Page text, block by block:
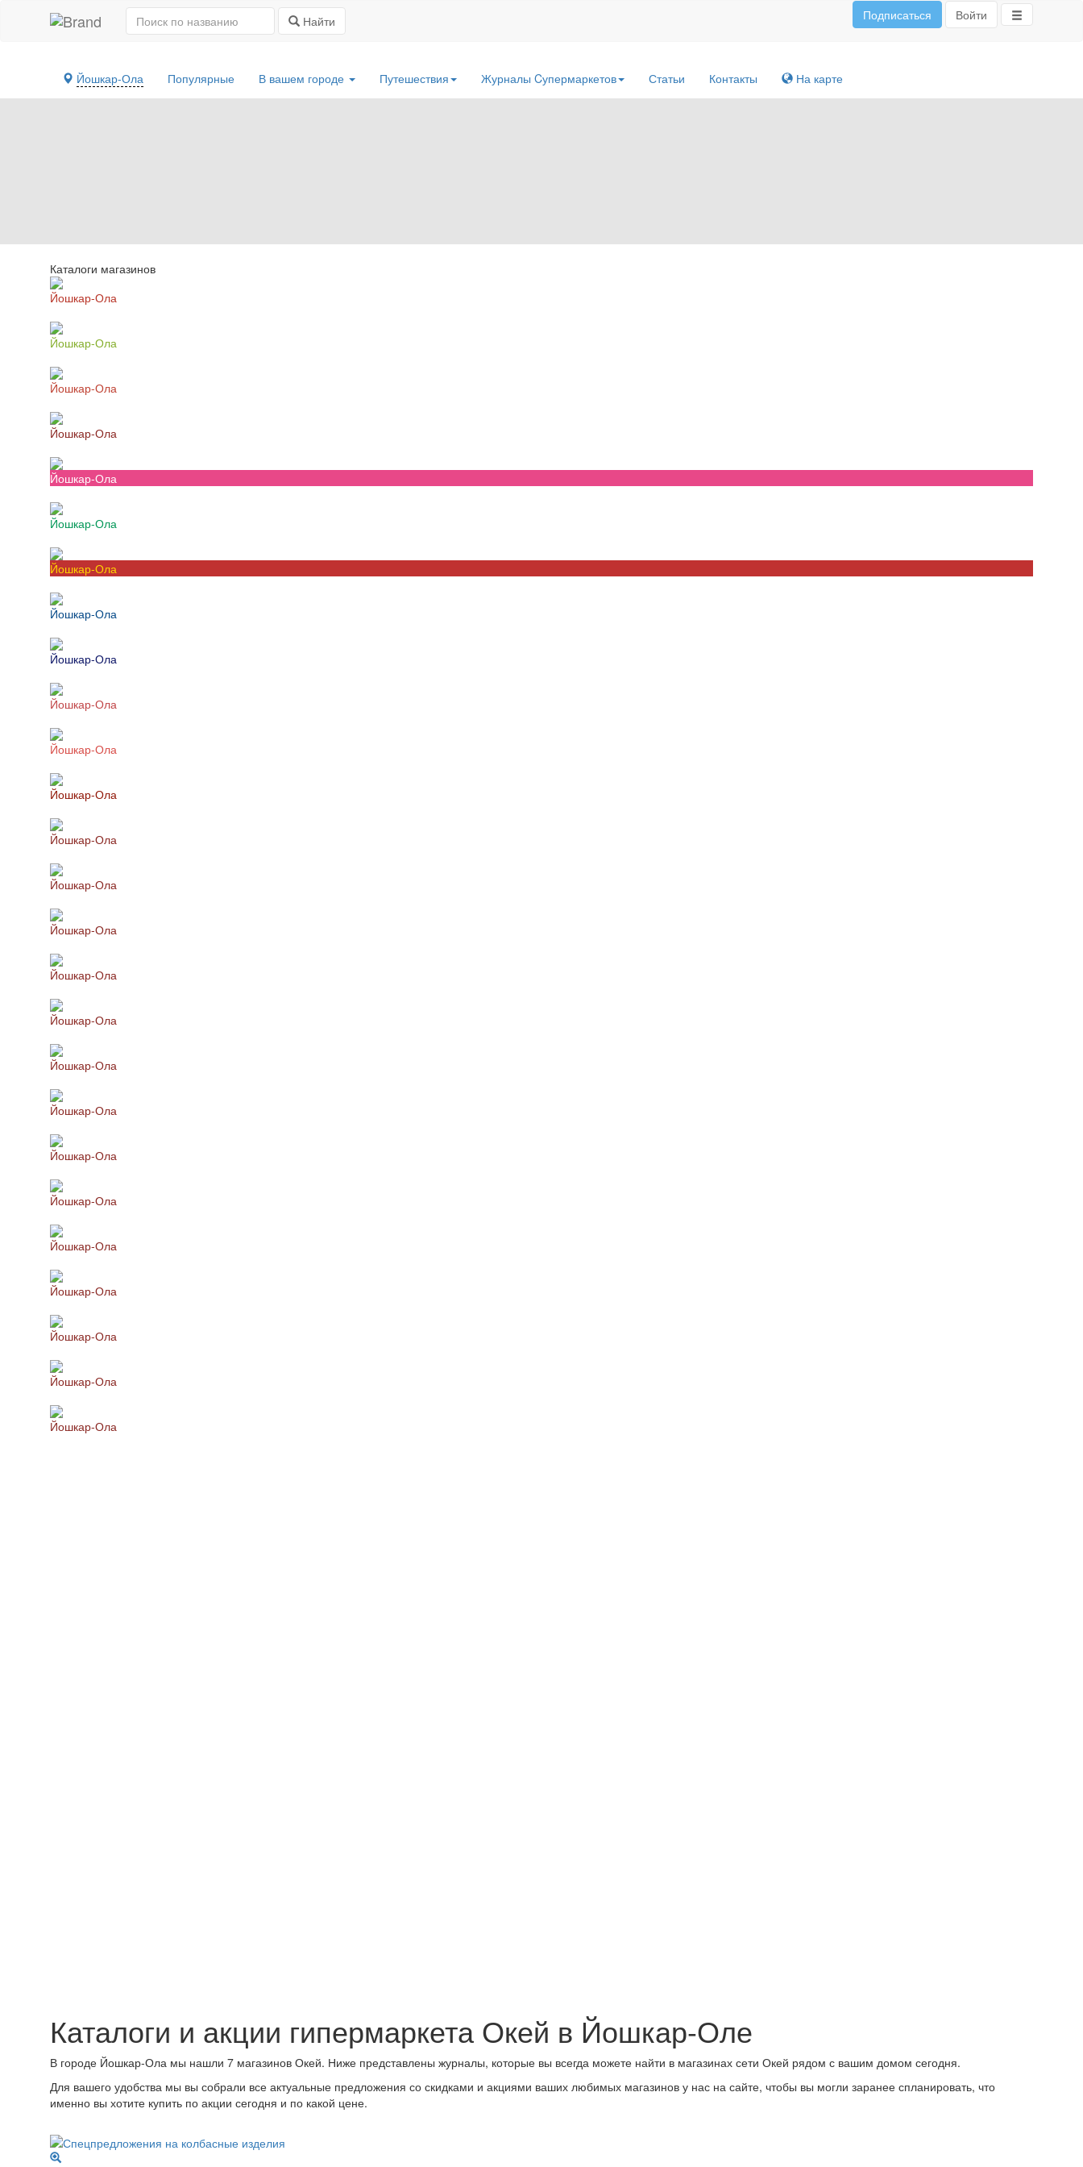
Найти Подписаться Войти
Йошкар-Ола Популярные В вашем городе Путешествия Журналы Cупермаркетов Статьи Контакты На карте
Каталоги магазинов
Йошкар-Ола
Йошкар-Ола
Йошкар-Ола
Йошкар-Ола
Йошкар-Ола
Йошкар-Ола
Йошкар-Ола
Йошкар-Ола
Йошкар-Ола
Йошкар-Ола
Йошкар-Ола
Йошкар-Ола
Йошкар-Ола
Йошкар-Ола
Йошкар-Ола
Йошкар-Ола
Йошкар-Ола
Йошкар-Ола
Йошкар-Ола
Йошкар-Ола
Йошкар-Ола
Йошкар-Ола
Йошкар-Ола
Йошкар-Ола
Йошкар-Ола
Йошкар-Ола
Каталоги и акции гипермаркета Окей в Йошкар-Оле
В городе Йошкар-Ола мы нашли 7 магазинов Окей. Ниже представлены журналы, которые вы всегда можете найти в магазинах сети Окей рядом с вашим домом сегодня.
Для вашего удобства мы вы собрали все актуальные предложения со скидками и акциями ваших любимых магазинов у нас на сайте, чтобы вы могли заранее спланировать, что
именно вы хотите купить по акции сегодня и по какой цене.